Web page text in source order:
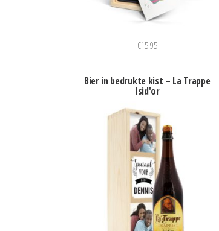
€15.95
Bier in bedrukte kist – La Trappe
Isid'or